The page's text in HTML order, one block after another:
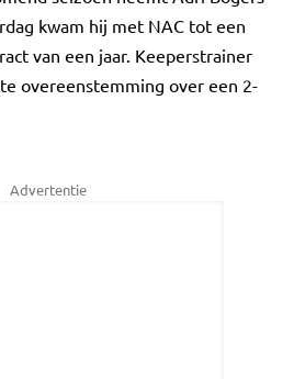
kwam hij met NAC tot een
van een jaar. Keeperstrainer
overeenstemming over een 2-
Advertentie